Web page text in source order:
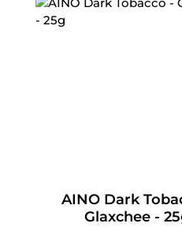
AINO Dark
Glaxchee -